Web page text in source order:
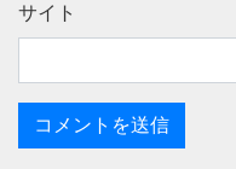
サイト